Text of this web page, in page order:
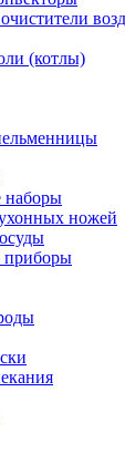
(котлы)
наборы
ножей
приборы